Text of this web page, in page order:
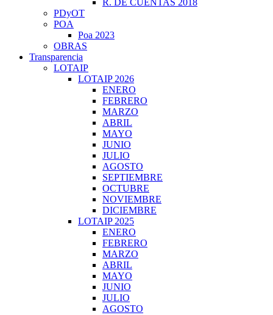
R. DE CUENTAS 2018
PDyOT
POA
Poa 2023
OBRAS
Transparencia
LOTAIP
LOTAIP 2026
ENERO
FEBRERO
MARZO
ABRIL
MAYO
JUNIO
JULIO
AGOSTO
SEPTIEMBRE
OCTUBRE
NOVIEMBRE
DICIEMBRE
LOTAIP 2025
ENERO
FEBRERO
MARZO
ABRIL
MAYO
JUNIO
JULIO
AGOSTO